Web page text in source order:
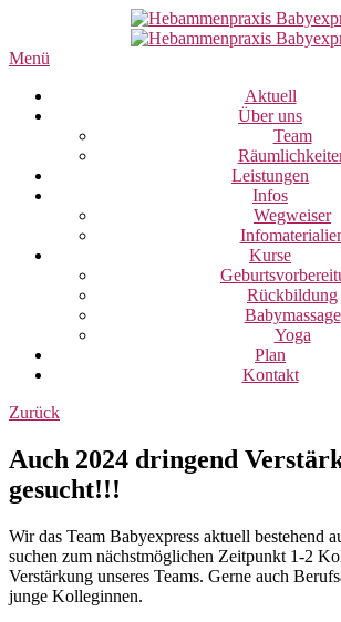
Menü
Aktuell
Über uns
Team
Leistungen
Infos
Wegweiser
Kurse
Rückbildung
Babymassage
Yoga
Plan
Kontakt
Zurück
Auch 2024 dringend
gesucht!!!
Wir das Team Babyexpress aktuell bestehend
suchen zum nächstmöglichen Zeitpunkt 1-2
Verstärkung unseres Teams. Gerne auch
junge Kolleginnen.